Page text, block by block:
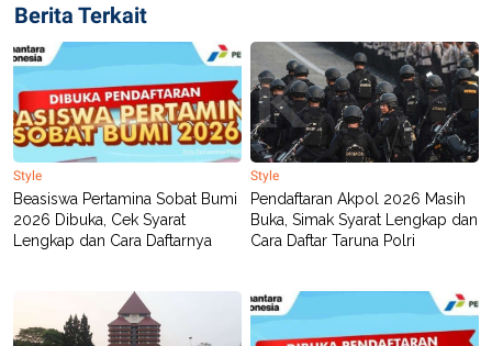
Berita Terkait
Style
Beasiswa Pertamina Sobat Bumi
2026 Dibuka, Cek Syarat
Lengkap dan Cara Daftarnya
Style
Pendaftaran Akpol 2026 Masih
Buka, Simak Syarat Lengkap dan
Cara Daftar Taruna Polri